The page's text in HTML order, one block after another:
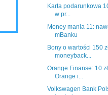
Karta podarunkowa
w pr...
Money mania 11:
mBanku
Bony o wartości 150
moneyback...
Orange Finanse: 10
Orange i...
Volkswagen Bank